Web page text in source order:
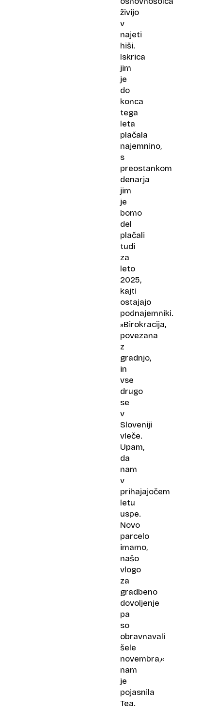
živijo
v
najeti
hiši.
Iskrica
jim
je
do
konca
tega
leta
plačala
najemnino,
s
preostankom
denarja
jim
je
bomo
del
plačali
tudi
za
leto
2025,
kajti
ostajajo
podnajemniki.
»Birokracija,
povezana
z
gradnjo,
in
vse
drugo
se
v
Sloveniji
vleče.
Upam,
da
nam
v
prihajajočem
letu
uspe.
Novo
parcelo
imamo,
našo
vlogo
za
gradbeno
dovoljenje
pa
so
obravnavali
šele
novembra,«
nam
je
pojasnila
Tea.